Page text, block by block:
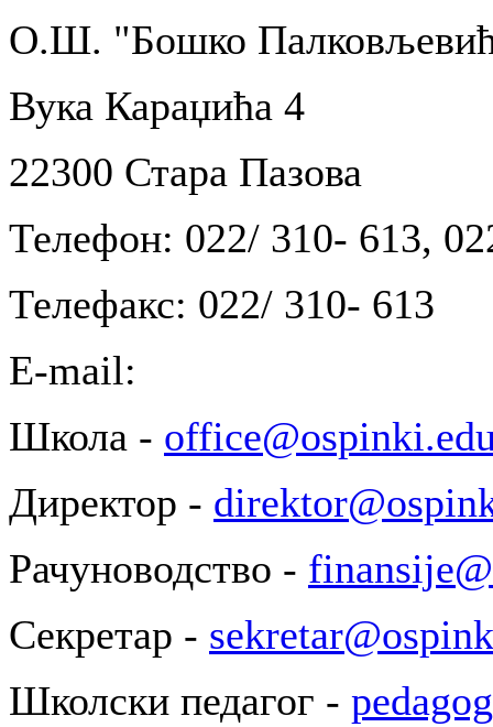
О.Ш. "Бошко
Вука Караџића 4
22300 Стара Пазова
Телефон: 022/ 310- 613,
Телефакс: 022/ 310- 613
E-mail:
Школа -
Директор -
Рачуноводство -
Секретар -
Школски педагог -